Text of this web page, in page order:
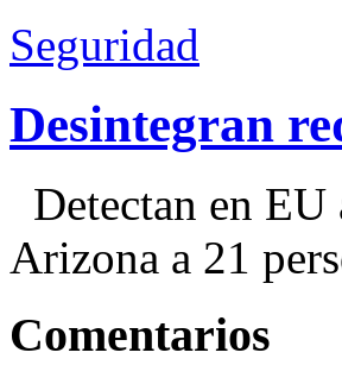
Seguridad
Desintegran
Detectan en EU
Arizona a 21
Comentarios